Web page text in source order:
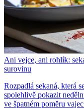
Ani vejce, ani rohlík:
surovinu
Rozpadlá sekaná, která
spolehlivě pokazit
ve špatném poměru